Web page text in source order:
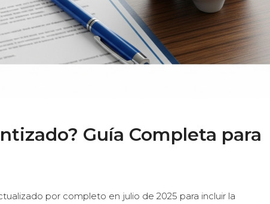
Guía Completa para
por completo en julio de 2025 para incluir la